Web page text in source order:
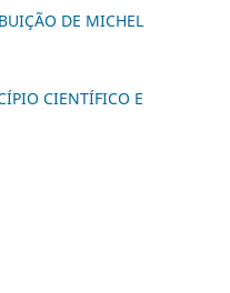
DE MICHEL
CIENTÍFICO E